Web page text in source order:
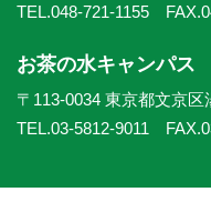
TEL.048-721-1155
お茶の水キャンパス
〒113-0034 東京都文京区
TEL.03-5812-9011